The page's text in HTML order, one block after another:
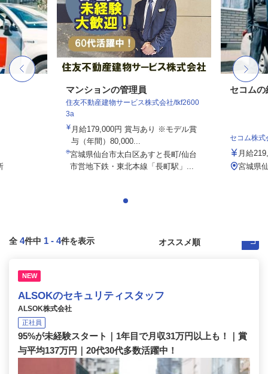
マンションの管理員
住友不動産建物サービス株式会社/tkf2600
3a
月給179,000円 賞与あり ※モデル賞
与（年間）80,000...
宮城県仙台市太白区あすと長町/仙台
市営地下鉄・東北本線「長町駅」...
セコムの
セコム株式
月給
宮城県
全 4件中 1 - 4件を表示
NEW
ALSOKのセキュリティスタッフ
ALSOK株式会社
正社員
95%が未経験スタート｜1年目で月収31万円以上も！｜賞
与平均137万円｜20代30代多数活躍中！